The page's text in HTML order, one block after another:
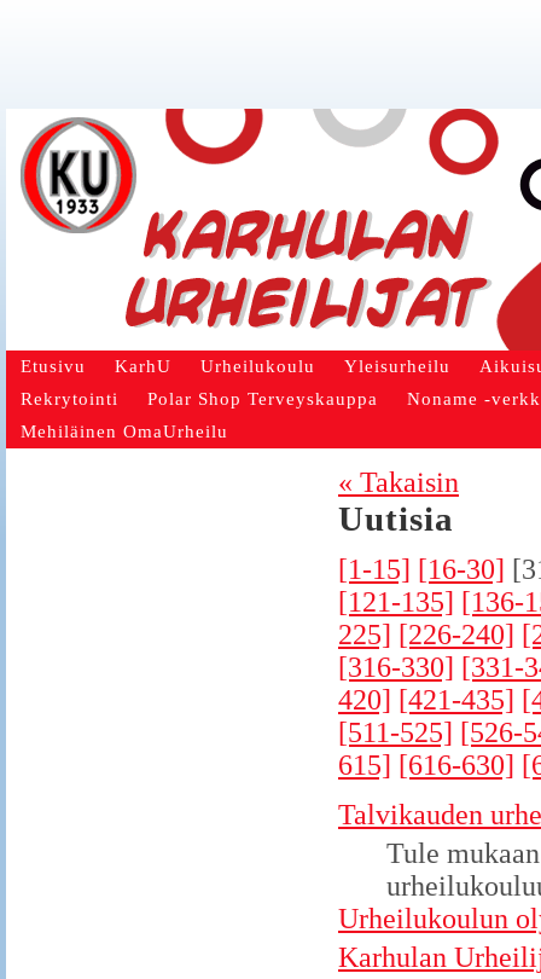
Etusivu KarhU Urheilukoulu Yleisurheilu
Rekrytointi
Polar Shop Terveyskauppa
Noname -
Mehiläinen OmaUrheilu
« Takaisin
Uutisia
[1-15] [16-30]
[121-135] [136-
225] [226-240]
[316-330] [331-
420] [421-435]
[511-525] [526-
615] [616-630]
Talvikauden
Tule
Urheilukoulun
Karhulan